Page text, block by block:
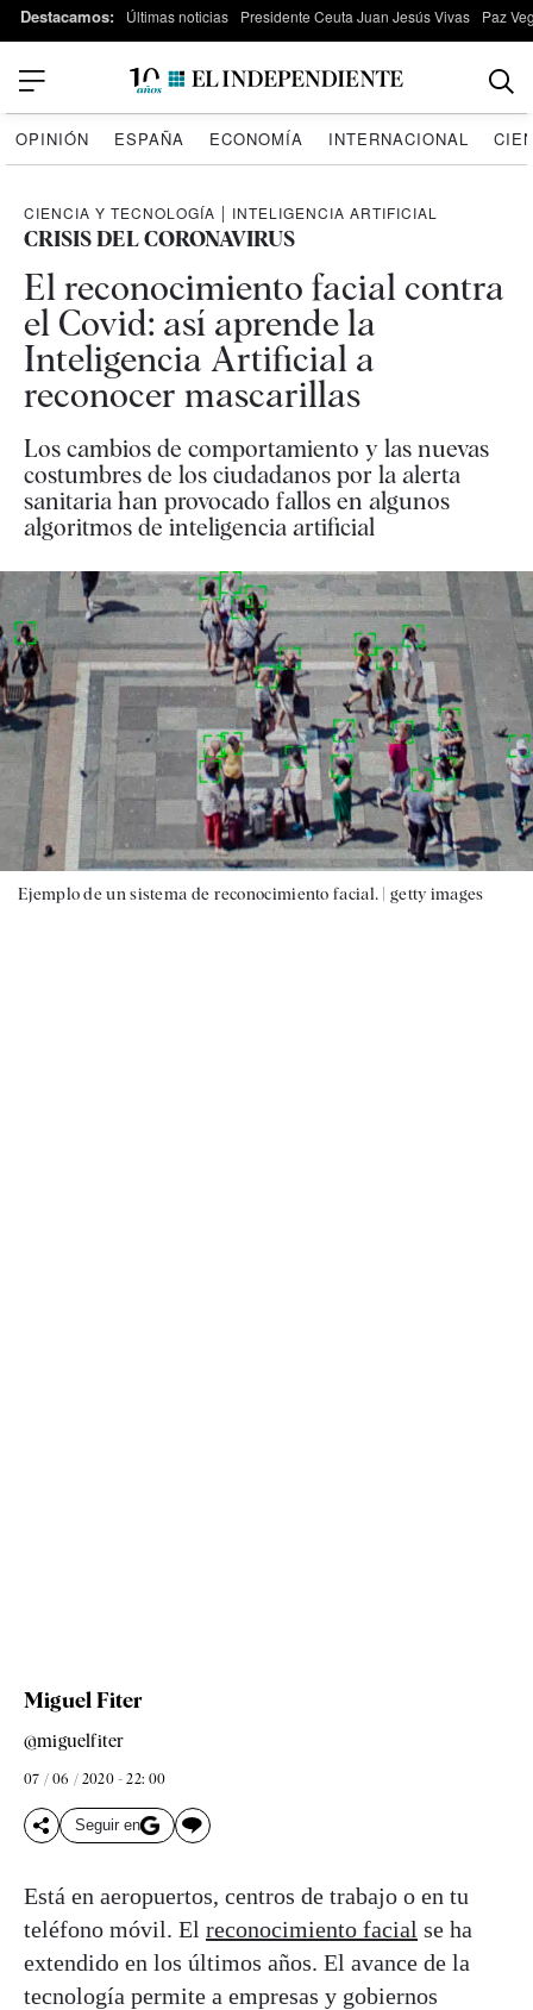
Destacamos: Últimas noticias Presidente Ceuta Juan Jesús Vivas Paz
OPINIÓN ESPAÑA ECONOMÍA INTERNACIONAL
CIENCIA Y TECNOLOGÍA | INTELIGENCIA ARTIFICIAL
CRISIS DEL CORONAVIRUS
El reconocimiento facial contra
el Covid: así aprende la
Inteligencia Artificial a
reconocer mascarillas
Los cambios de comportamiento y las nuevas
costumbres de los ciudadanos por la alerta
sanitaria han provocado fallos en algunos
algoritmos de inteligencia artificial
Ejemplo de un sistema de reconocimiento facial. | getty images
Miguel Fiter
@miguelfiter
07 / 06 / 2020 - 22: 00
Seguir en
Está en aeropuertos, centros de trabajo o en tu
teléfono móvil. El reconocimiento facial se ha
extendido en los últimos años. El avance de la
tecnología permite a empresas y gobiernos